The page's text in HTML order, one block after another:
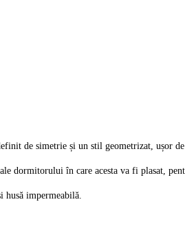
de simetrie și un stil geometrizat, ușor
dormitorului în care acesta va fi plasat,
husă impermeabilă.